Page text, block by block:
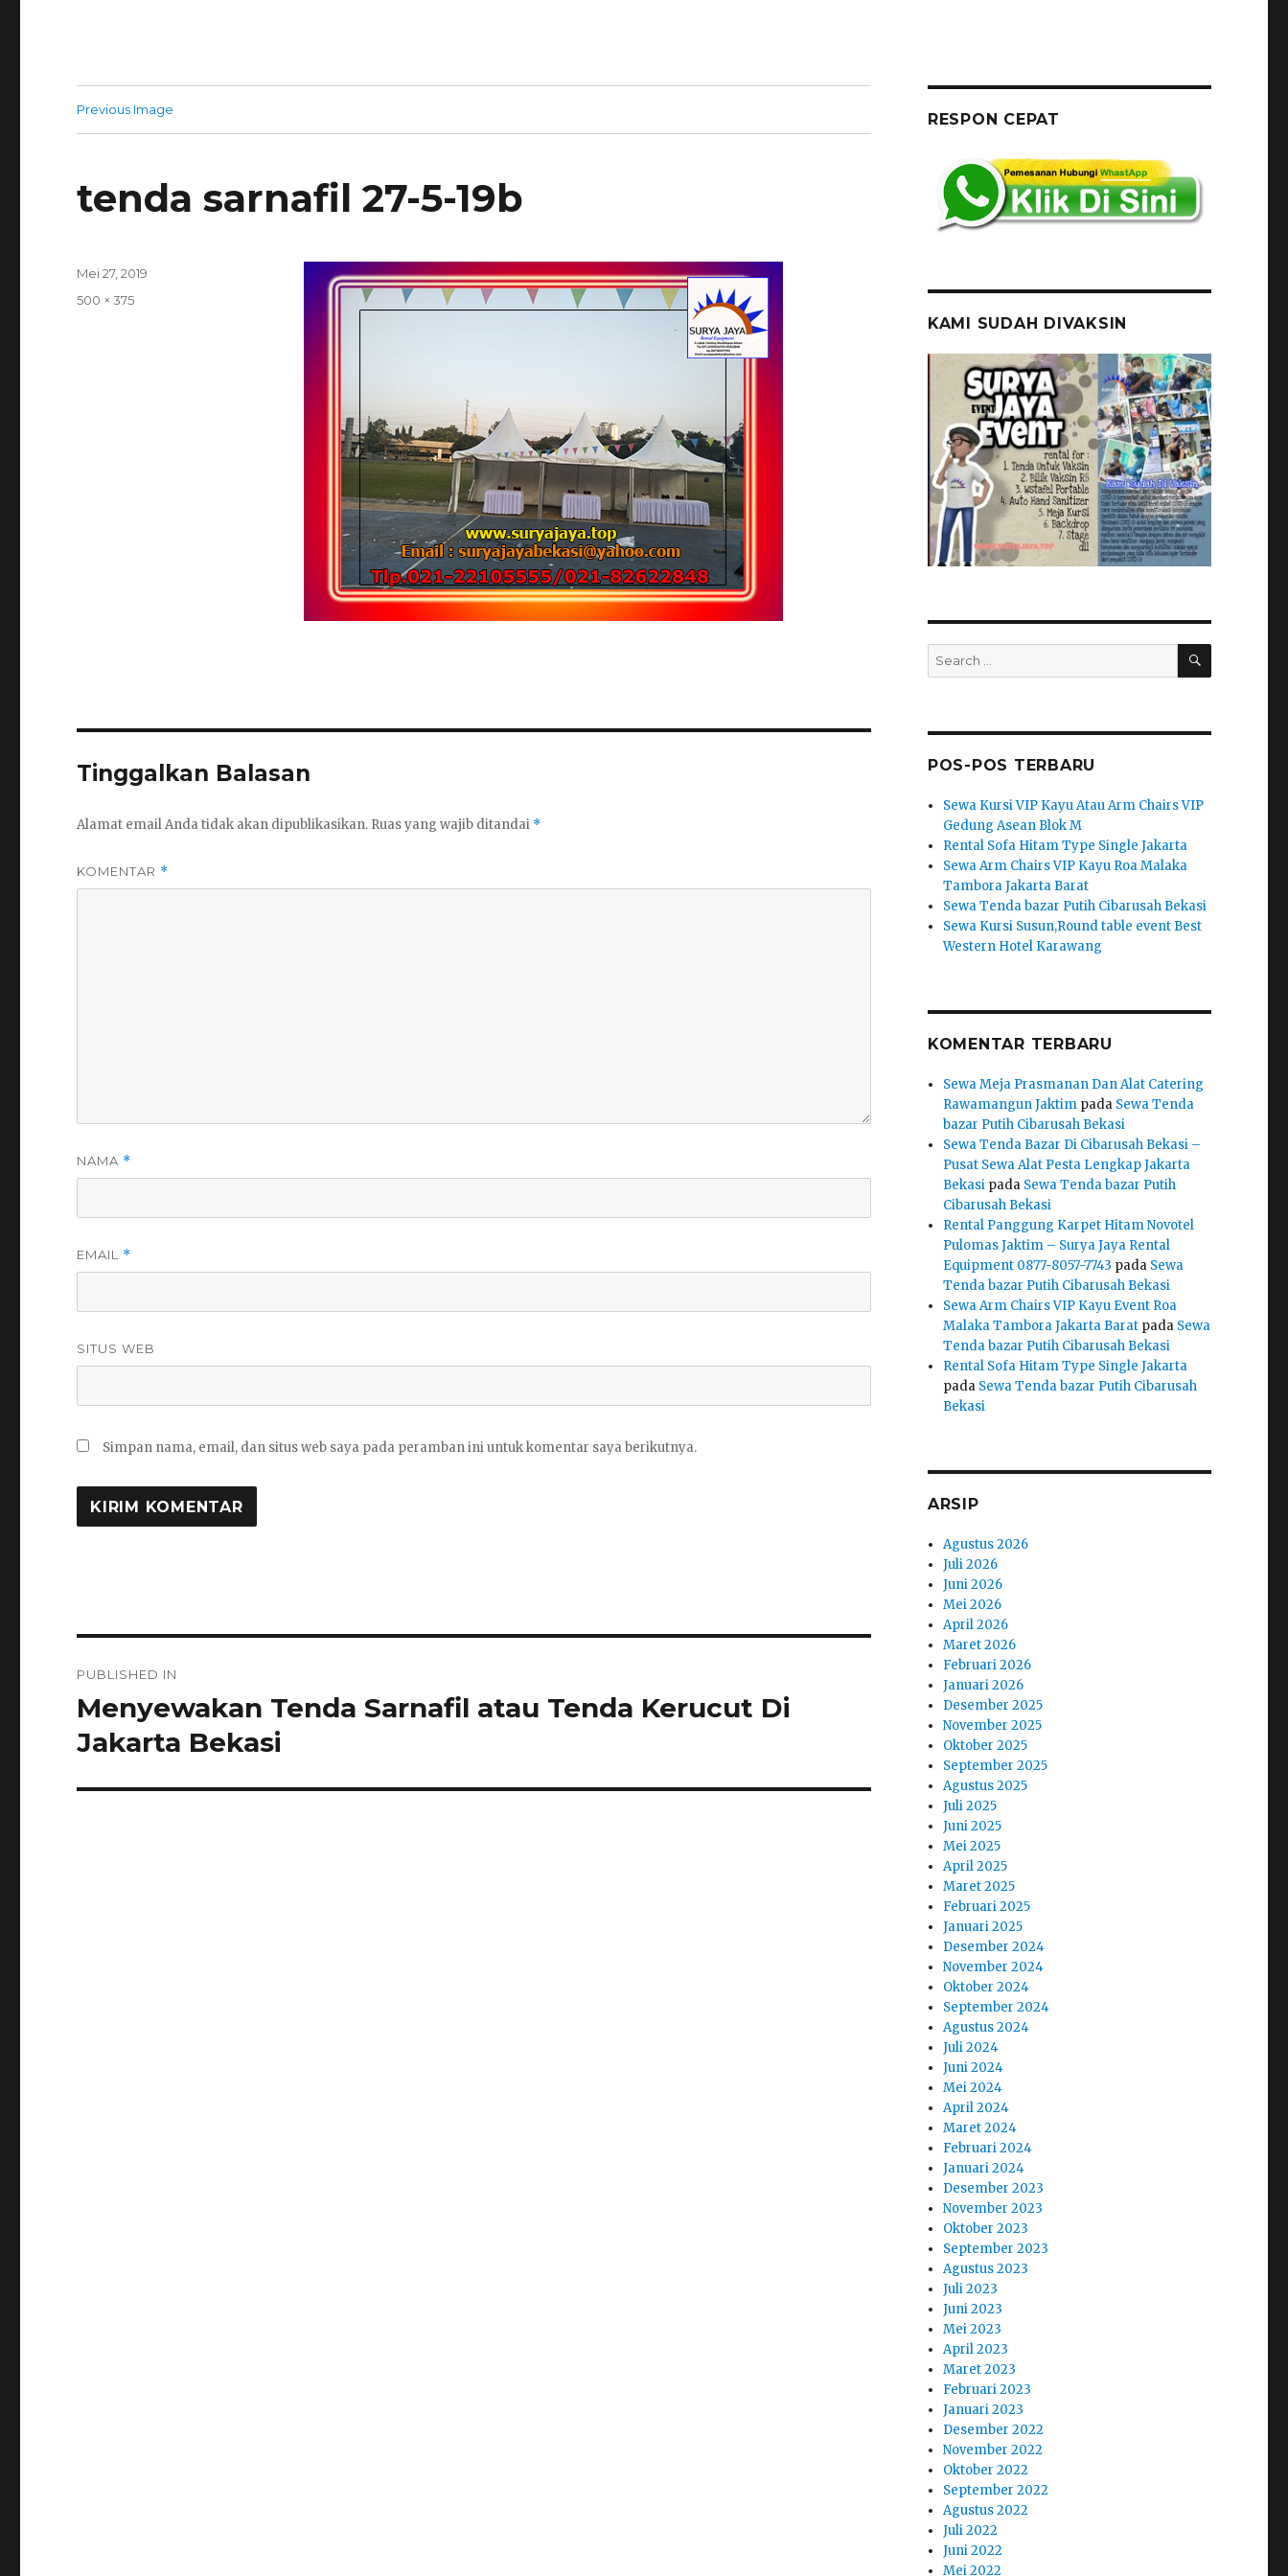
Previous Image
tenda sarnafil 27-5-19b
Posted
Mei 27, 2019
Full
500 × 375
Tinggalkan Balasan
Alamat email Anda tidak akan dipublikasikan. Ruas yang wajib ditandai *
KOMENTAR *
NAMA *
EMAIL *
SITUS WEB
Simpan nama, email, dan situs web saya pada peramban ini untuk komentar saya berikutnya.
pos
PUBLISHED IN
Menyewakan Tenda Sarnafil atau Tenda Kerucut Di
Jakarta Bekasi
RESPON CEPAT
KAMI SUDAH DIVAKSIN
Search
for:
SEARCH
POS-POS TERBARU
Sewa Kursi VIP Kayu Atau Arm Chairs VIP
Gedung Asean Blok M
Rental Sofa Hitam Type Single Jakarta
Sewa Arm Chairs VIP Kayu Roa Malaka
Tambora Jakarta Barat
Sewa Tenda bazar Putih Cibarusah Bekasi
Sewa Kursi Susun,Round table event Best
Western Hotel Karawang
KOMENTAR TERBARU
Sewa Meja Prasmanan Dan Alat Catering
Rawamangun Jaktim pada Sewa Tenda
bazar Putih Cibarusah Bekasi
Sewa Tenda Bazar Di Cibarusah Bekasi –
Pusat Sewa Alat Pesta Lengkap Jakarta
Bekasi pada Sewa Tenda bazar Putih
Cibarusah Bekasi
Rental Panggung Karpet Hitam Novotel
Pulomas Jaktim – Surya Jaya Rental
Equipment 0877-8057-7743 pada Sewa
Tenda bazar Putih Cibarusah Bekasi
Sewa Arm Chairs VIP Kayu Event Roa
Malaka Tambora Jakarta Barat pada Sewa
Tenda bazar Putih Cibarusah Bekasi
Rental Sofa Hitam Type Single Jakarta
pada Sewa Tenda bazar Putih Cibarusah
Bekasi
ARSIP
Agustus 2026
Juli 2026
Juni 2026
Mei 2026
April 2026
Maret 2026
Februari 2026
Januari 2026
Desember 2025
November 2025
Oktober 2025
September 2025
Agustus 2025
Juli 2025
Juni 2025
Mei 2025
April 2025
Maret 2025
Februari 2025
Januari 2025
Desember 2024
November 2024
Oktober 2024
September 2024
Agustus 2024
Juli 2024
Juni 2024
Mei 2024
April 2024
Maret 2024
Februari 2024
Januari 2024
Desember 2023
November 2023
Oktober 2023
September 2023
Agustus 2023
Juli 2023
Juni 2023
Mei 2023
April 2023
Maret 2023
Februari 2023
Januari 2023
Desember 2022
November 2022
Oktober 2022
September 2022
Agustus 2022
Juli 2022
Juni 2022
Mei 2022